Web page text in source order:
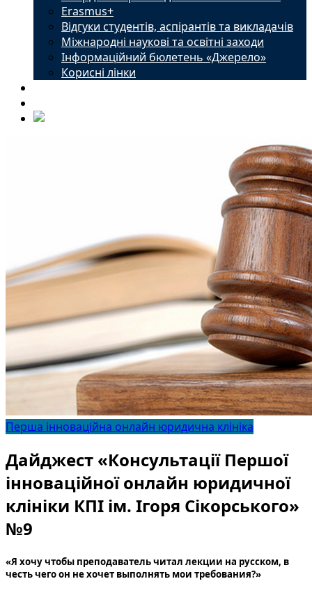
Erasmus+
Відгуки студентів, аспірантів та викладачів
Міжнародні наукові та освітні заходи
Інформаційний бюлетень «Джерело»
Корисні лінки
Перша інноваційна онлайн юридична клініка
Дайджест «Консультації Першої
інноваційної онлайн юридичної
клініки КПІ ім. Ігоря Сікорського»
№9
«Я хочу чтобы преподаватель читал лекции на русском, в
честь чего он не хочет выполнять мои требования?»